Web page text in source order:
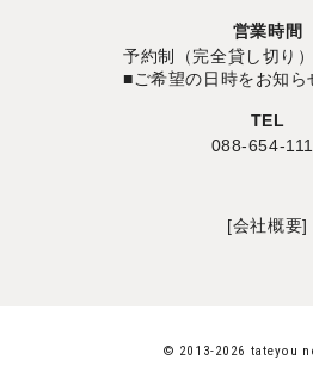
営業時間
予約制（完全貸し切り）
■ご希望の日時をお知ら
TEL
088-654-
[会社概要]
© 2013-2026 tateyou